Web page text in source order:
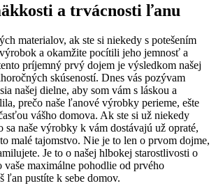
a trvácnosti ľanu
materialov, ak ste si niekedy s potešením
a okamžite pocítili jeho jemnosť a
príjemný prvý dojem je výsledkom našej
skúseností. Dnes vás pozývam
našej dielne, aby som vám s láskou a
prečo naše ľanové výrobky perieme, ešte
vášho domova. Ak ste si už niekedy
sa naše výrobky k vám dostávajú už opraté,
malé tajomstvo. Nie je to len o prvom dojme,
Je to o našej hlbokej starostlivosti o
maximálne pohodlie od prvého
ľan pustíte k sebe domov.